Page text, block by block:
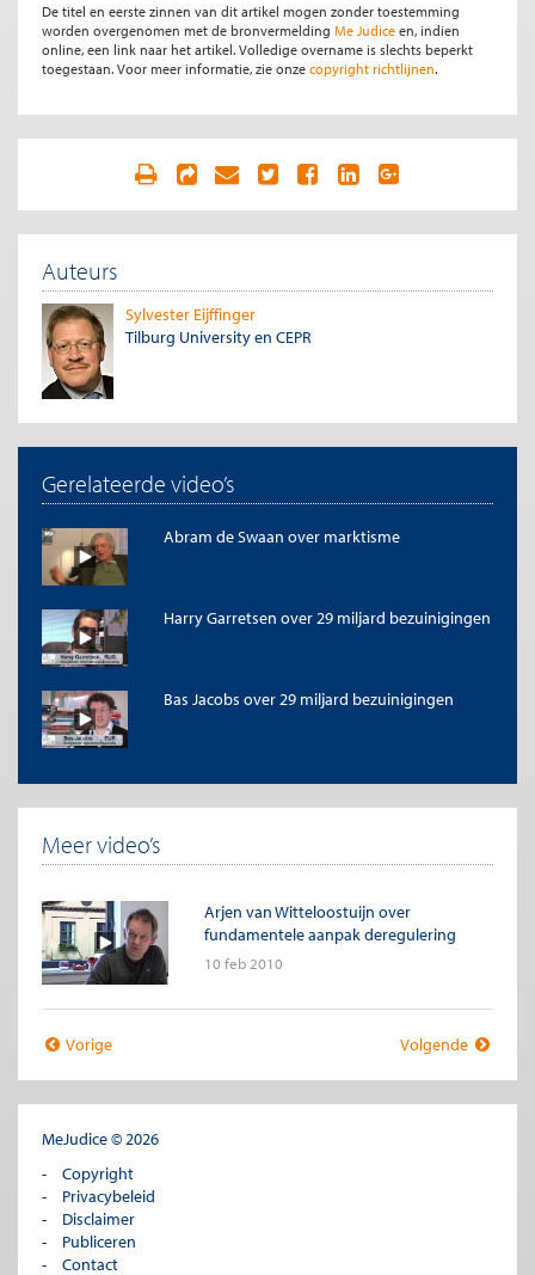
De titel en eerste zinnen van dit artikel mogen zonder toestemming
worden overgenomen met de bronvermelding Me Judice en, indien
online, een link naar het artikel. Volledige overname is slechts beperkt
toegestaan. Voor meer informatie, zie onze copyright richtlijnen.
Auteurs
Sylvester Eijffinger
Tilburg University en CEPR
Gerelateerde video’s
Abram de Swaan over marktisme
Harry Garretsen over 29 miljard bezuinigingen
Bas Jacobs over 29 miljard bezuinigingen
Meer video’s
Arjen van Witteloostuijn over
fundamentele aanpak deregulering
10 feb 2010
Vorige Volgende
MeJudice © 2026
Copyright
Privacybeleid
Disclaimer
Publiceren
Contact